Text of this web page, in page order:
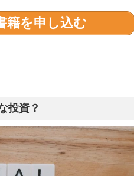
籍を申し込む
投資？